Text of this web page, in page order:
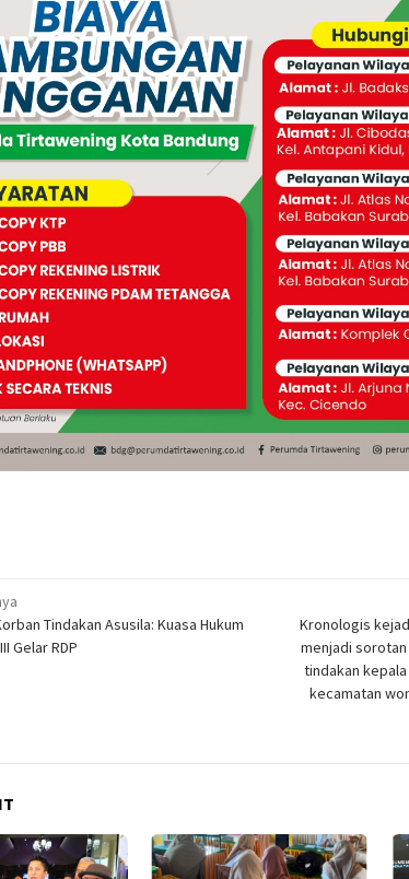
Tindakan Asusila: Kuasa Hukum
Gelar RDP
Kronologis
menjadi
tindakan
kecamatan